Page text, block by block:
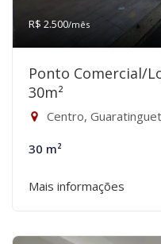
R$ 2.500/mês
Ponto Comercial/
30m²
Centro,
30 m²
Mais informações